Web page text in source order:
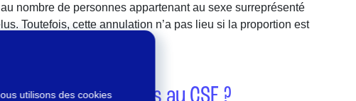
nombre de personnes appartenant au sexe surreprésenté
Toutefois, cette annulation n’a pas lieu si la proportion est
utilisons des cookies